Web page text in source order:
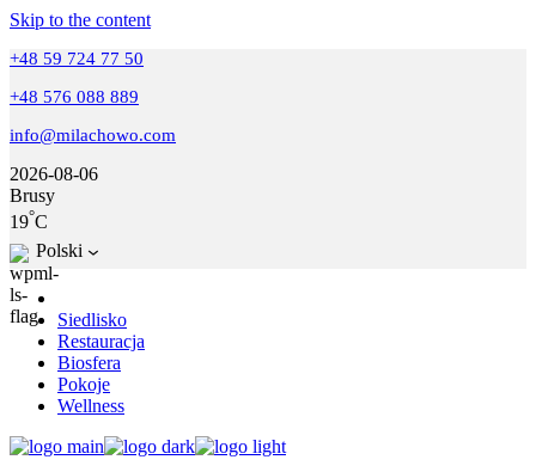
Skip to the content
+48 59 724 77 50
+48 576 088 889
info@milachowo.com
2026-08-06
Brusy
19°C
Polski
Siedlisko
Restauracja
Biosfera
Pokoje
Wellness